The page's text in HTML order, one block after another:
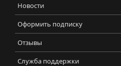
Новости
Оформить подписку
Отзывы
Служба поддержки